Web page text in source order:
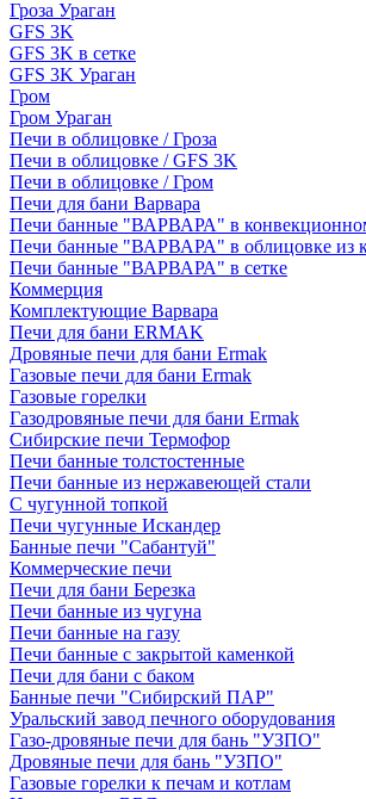
Гроза Ураган
GFS 3K
GFS 3K в сетке
GFS 3K Ураган
Гром
Гром Ураган
Печи в облицовке / Гроза
Печи в облицовке / GFS 3K
Печи в облицовке / Гром
Печи для бани Варвара
Печи банные "ВАРВАРА" в
Печи банные "ВАРВАРА" в облицовке из
Печи банные "ВАРВАРА" в сетке
Коммерция
Комплектующие Варвара
Печи для бани ERMAK
Дровяные печи для бани Ermak
Газовые печи для бани Ermak
Газовые горелки
Газодровяные печи для бани Ermak
Сибирские печи Термофор
Печи банные толстостенные
Печи банные из нержавеющей стали
С чугунной топкой
Печи чугунные Искандер
Банные печи "Сабантуй"
Коммерческие печи
Печи для бани Березка
Печи банные из чугуна
Печи банные на газу
Печи банные с закрытой каменкой
Печи для бани с баком
Банные печи "Сибирский ПАР"
Уральский завод печного оборудования
Газо-дровяные печи для бань "УЗПО"
Дровяные печи для бань "УЗПО"
Газовые горелки к печам и котлам